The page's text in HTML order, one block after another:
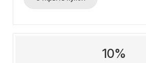
10%